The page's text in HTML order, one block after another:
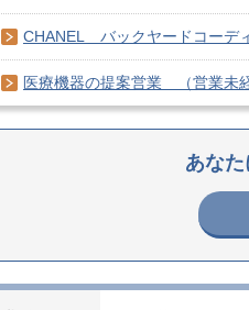
CHANEL＿バックヤードコーデ
医療機器の提案営業 （営業未
あな